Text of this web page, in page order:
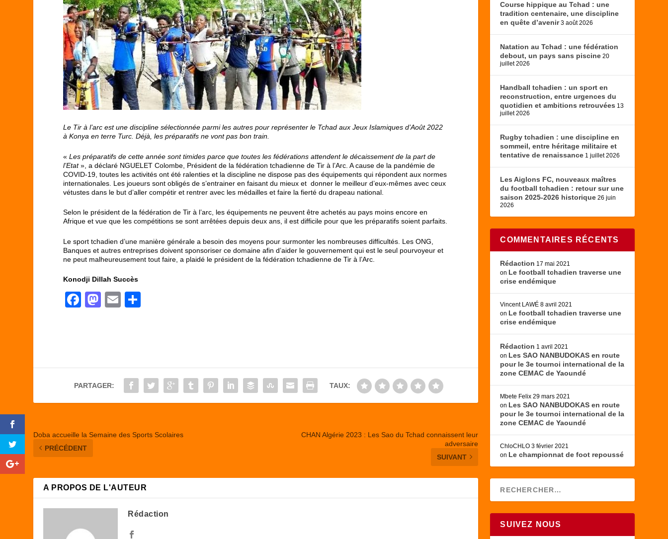
Le Tir à l’arc est une discipline sélectionnée parmi les autres pour représenter le Tchad aux Jeux Islamiques d’Août 2022
à Konya en terre Turc. Déjà, les préparatifs ne vont pas bon train.
«Les préparatifs de cette année sont timides parce que toutes les fédérations attendent le décaissement de la part de
l’Etat», a déclaré NGUELET Colombe, Président de la fédération tchadienne de Tir à l’Arc. A cause de la pandémie de
COVID-19, toutes les activités ont été ralenties et la discipline ne dispose pas des équipements qui répondent aux normes
internationales. Les joueurs sont obligés de s’entrainer en faisant du mieux et donner le meilleur d’eux-mêmes avec ceux
vétustes dans le but d’aller compétir et rentrer avec les médailles et faire la fierté du drapeau national.
Selon le président de la fédération de Tir à l’arc, les équipements ne peuvent être achetés au pays moins encore en
Afrique et vue que les compétitions se sont arrêtées depuis deux ans, il est difficile pour que les préparatifs soient parfaits.
Le sport tchadien d’une manière générale a besoin des moyens pour surmonter les nombreuses difficultés. Les ONG,
Banques et autres entreprises doivent sponsoriser ce domaine afin d’aider le gouvernement qui est le seul pourvoyeur et
ne peut malheureusement tout faire, a plaidé le président de la fédération tchadienne de Tir à l’Arc.
Konodji Dillah Succès
F
b
o
M
d
o
E
er
PARTAGER: TAUX:
Doba accueille la Semaine des Sports Scolaires
PRÉCÉDENT
CHAN Algérie 2023 : Les Sao du Tchad connaissent leur
adversaire
SUIVANT
A PROPOS DE L'AUTEUR
Rédaction
Course hippique au Tchad : une
tradition centenaire, une discipline
en quête d’avenir 3 août 2026
Natation au Tchad : une fédération
debout, un pays sans piscine 20
juillet 2026
Handball tchadien : un sport en
reconstruction, entre urgences du
quotidien et ambitions retrouvées 13
juillet 2026
Rugby tchadien : une discipline en
sommeil, entre héritage militaire et
tentative de renaissance 1 juillet 2026
Les Aiglons FC, nouveaux maîtres
du football tchadien : retour sur une
saison 2025-2026 historique 26 juin
2026
COMMENTAIRES RÉCENTS
Rédaction 17 mai 2021
on Le football tchadien traverse une
crise endémique
Vincent LAWÉ 8 avril 2021
on Le football tchadien traverse une
crise endémique
Rédaction 1 avril 2021
on Les SAO NANBUDOKAS en route
pour le 3e tournoi international de la
zone CEMAC de Yaoundé
Mbete Felix 29 mars 2021
on Les SAO NANBUDOKAS en route
pour le 3e tournoi international de la
zone CEMAC de Yaoundé
ChloCHLO 3 février 2021
on Le championnat de foot repoussé
SUIVEZ NOUS